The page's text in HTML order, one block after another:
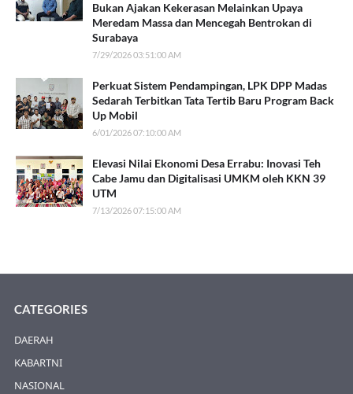
Bukan Ajakan Kekerasan Melainkan Upaya
Meredam Massa dan Mencegah Bentrokan di
Surabaya
7/29/2026 03:51:00 AM
Perkuat Sistem Pendampingan, LPK DPP Madas
Sedarah Terbitkan Tata Tertib Baru Program Back
Up Mobil
6/01/2026 07:10:00 AM
Elevasi Nilai Ekonomi Desa Errabu: Inovasi Teh
Cabe Jamu dan Digitalisasi UMKM oleh KKN 39
UTM
7/13/2026 07:15:00 AM
CATEGORIES
DAERAH
KABARTNI
NASIONAL